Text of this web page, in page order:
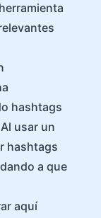
hashtags
usar un
hashtags
a que
aquí